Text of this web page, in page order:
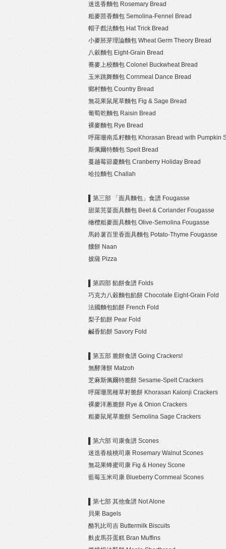
迷迭香麵包 Rosemary Bread
粗麥茴香麵包 Semolina-Fennel Bread
帽子戲法麵包 Hat Trick Bread
小麥胚芽理論麵包 Wheat Germ Theory Bread
八穀麵包 Eight-Grain Bread
蕎麥上校麵包 Colonel Buckwheat Bread
玉米跳舞麵包 Cornmeal Dance Bread
鄉村麵包 Country Bread
無花果鼠尾草麵包 Fig & Sage Bread
葡萄乾麵包 Raisin Bread
裸麥麵包 Rye Bread
呼羅珊南瓜籽麵包 Khorasan Bread with Pumpkin
斯佩爾特麵包 Spelt Bread
蔓越莓節慶麵包 Cranberry Holiday Bread
哈拉麵包 Challah
▌第三部 「面具麵包」食譜 Fougasse
甜菜芫荽面具麵包 Beet & Coriander Fougasse
橄欖粗麥面具麵包 Olive-Semolina Fougasse
馬鈴薯百里香面具麵包 Potato-Thyme Fougasse
饢餅 Naan
披薩 Pizza
▌第四部 餡餅食譜 Folds
巧克力八穀麵包餡餅 Chocolate Eight-Grain Fold
法國麵包餡餅 French Fold
梨子餡餅 Pear Fold
鹹香餡餅 Savory Fold
▌第五部 脆餅食譜 Going Crackers!
無酵薄餅 Matzoh
芝麻斯佩爾特脆餅 Sesame-Spelt Crackers
呼羅珊黑種草籽脆餅 Khorasan Kalonji Crackers
裸麥洋蔥脆餅 Rye & Onion Crackers
粗麥鼠尾草脆餅 Semolina Sage Crackers
▌第六部 司康食譜 Scones
迷迭香核桃司康 Rosemary Walnut Scones
無花果蜂蜜司康 Fig & Honey Scone
藍莓玉米司康 Blueberry Cornmeal Scones
▌第七部 其他食譜 Not Alone
貝果 Bagels
酪乳比司吉 Buttermilk Biscuits
麩皮馬芬蛋糕 Bran Muffins